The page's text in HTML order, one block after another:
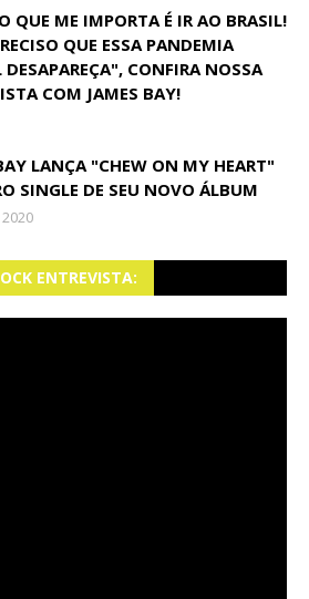
QUE ME IMPORTA É IR AO BRASIL!
QUE ESSA PANDEMIA
DESAPAREÇA", CONFIRA NOSSA
COM JAMES BAY!
LANÇA "CHEW ON MY HEART"
SINGLE DE SEU NOVO ÁLBUM
2020
ENTREVISTA: